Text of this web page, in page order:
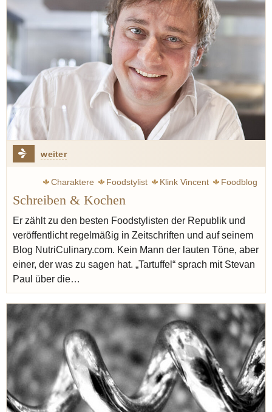
weiter
Charaktere Foodstylist Klink Vincent
Foodblog
England
Rotwein
Seiser Katharina
Redzepi René Noma Neapel
Schreiben & Kochen
Er zählt zu den besten Foodstylisten der Republik und
veröffentlicht regelmäßig in Zeitschriften und auf seinem
Blog NutriCulinary.com. Kein Mann der lauten Töne, aber
einer, der was zu sagen hat. „Tartuffel“ sprach mit Stevan
Paul über die…